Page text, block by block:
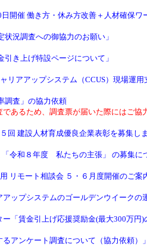
開催 働き方・休み方改善＋人材確保ワ
況調査への御協力のお願い」
引き上げ特設ページについて」
アアップシステム（CCUS）現場運用
調査」の協力依頼
あるため、調査票が届いた際にはご協
回 建設人材育成優良企業表彰を募集し
「令和８年度 私たちの主張」 の募集に
リモート相談会 ５・６月度開催のご案
ップシステムのゴールデンウイークの
「賃金引上げ応援奨励金(最大300万円
アンケート調査について（協力依頼）